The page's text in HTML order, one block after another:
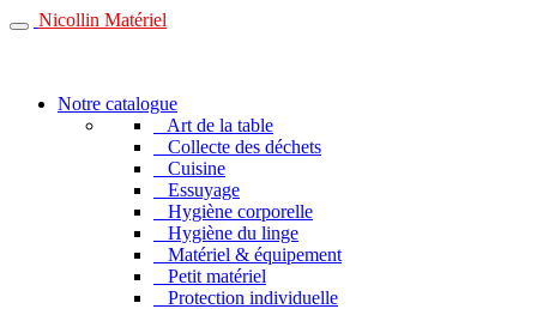
Nicollin Matériel
Notre catalogue
Art de la table
Collecte des déchets
Cuisine
Essuyage
Hygiène corporelle
Hygiène du linge
Matériel & équipement
Petit matériel
Protection individuelle